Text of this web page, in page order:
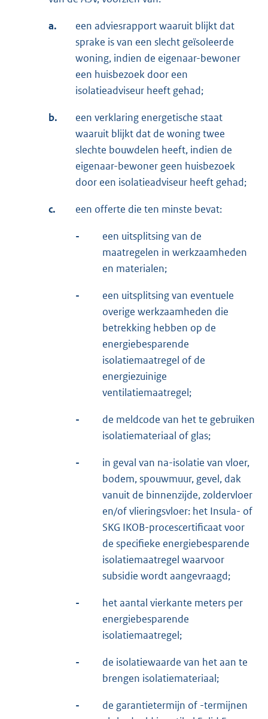
a.
een adviesrapport waaruit blijkt dat
sprake is van een slecht geïsoleerde
woning, indien de eigenaar-bewoner
een huisbezoek door een
isolatieadviseur heeft gehad;
b.
een verklaring energetische staat
waaruit blijkt dat de woning twee
slechte bouwdelen heeft, indien de
eigenaar-bewoner geen huisbezoek
door een isolatieadviseur heeft gehad;
c. een offerte die ten minste bevat:
-
een uitsplitsing van de
maatregelen in werkzaamheden
en materialen;
-
een uitsplitsing van eventuele
overige werkzaamheden die
betrekking hebben op de
energiebesparende
isolatiemaatregel of de
energiezuinige
ventilatiemaatregel;
-
de meldcode van het te gebruiken
isolatiemateriaal of glas;
-
in geval van na-isolatie van vloer,
bodem, spouwmuur, gevel, dak
vanuit de binnenzijde, zoldervloer
en/of vlieringsvloer: het Insula- of
SKG IKOB-procescertificaat voor
de specifieke energiebesparende
isolatiemaatregel waarvoor
subsidie wordt aangevraagd;
-
het aantal vierkante meters per
energiebesparende
isolatiemaatregel;
-
de isolatiewaarde van het aan te
brengen isolatiemateriaal;
-
de garantietermijn of -termijnen